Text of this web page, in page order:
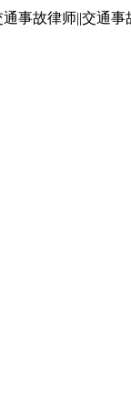
事故律师||交通事